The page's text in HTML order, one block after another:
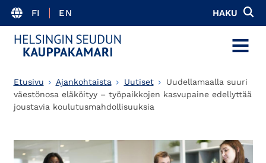
FI EN HAKU
MENU
Etusivu Ajankohtaista Uutiset
Uudellamaalla suuri
väestönosa eläköityy – työpaikkojen kasvupaine edellyttää
joustavia koulutusmahdollisuuksia